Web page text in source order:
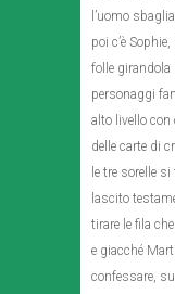
l’uomo
poi c’è
folle
personaggi
alto livello con
delle carte di
le tre sorelle
lascito
tirare le fila
e giacché
confessare,